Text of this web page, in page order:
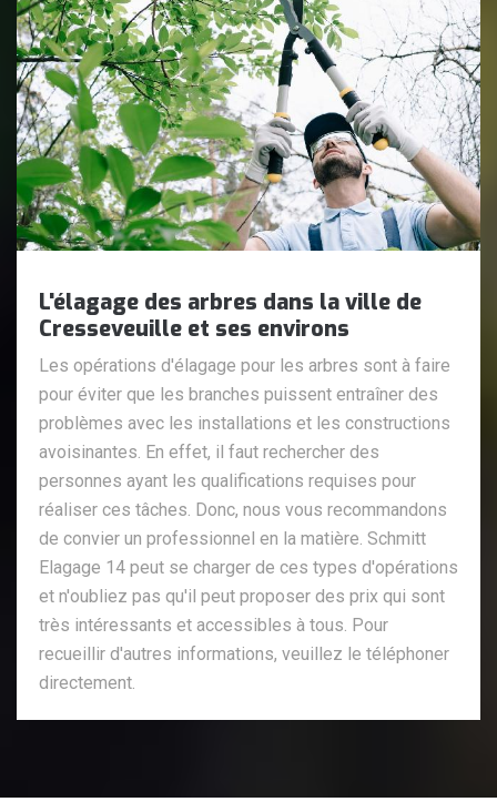
L'élagage des arbres dans la ville de
Cresseveuille et ses environs
Les opérations d'élagage pour les arbres sont à faire
pour éviter que les branches puissent entraîner des
problèmes avec les installations et les constructions
avoisinantes. En effet, il faut rechercher des
personnes ayant les qualifications requises pour
réaliser ces tâches. Donc, nous vous recommandons
de convier un professionnel en la matière. Schmitt
Elagage 14 peut se charger de ces types d'opérations
et n'oubliez pas qu'il peut proposer des prix qui sont
très intéressants et accessibles à tous. Pour
recueillir d'autres informations, veuillez le téléphoner
directement.